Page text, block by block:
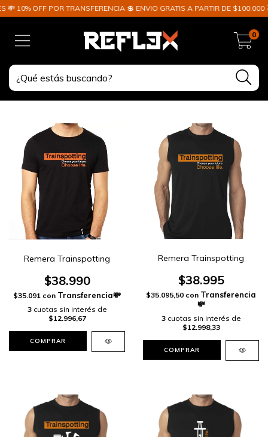
POR TRANSFERENCIA 💲 ENVIO GRATIS A PARTIR DE $100.000 🥇
0
Remera Trainspotting
$38.990
$35.091 con
3 cuotas sin interés de
$12.996,67
COMPRAR
Remera Trainspotting
$38.995
$35.095,50 con
3 cuotas sin interés de
$12.998,33
COMPRAR